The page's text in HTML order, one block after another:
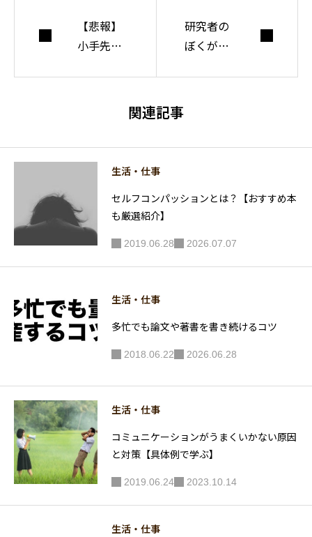
【悲報】
小手先の
できない
件
研究者の
ぼくがオ
関連記事
生活・仕事
セルフコンパッションとは？【おすすめ本
も厳選紹介】
2019.06.28 2026.07.07
生活・仕事
多忙でも論文や著書を書き続けるコツ
2018.06.22 2026.06.28
生活・仕事
コミュニケーションがうまくいかない原因
と対策【具体例で学ぶ】
2019.06.24 2023.10.14
生活・仕事